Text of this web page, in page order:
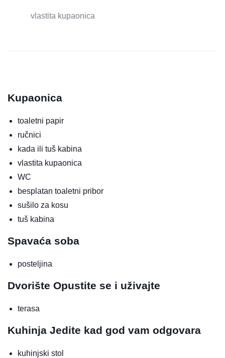
vlastita kupaonica
Kupaonica
toaletni papir
ručnici
kada ili tuš kabina
vlastita kupaonica
WC
besplatan toaletni pribor
sušilo za kosu
tuš kabina
Spavaća soba
posteljina
Dvorište Opustite se i uživajte
terasa
Kuhinja Jedite kad god vam odgovara
kuhinjski stol